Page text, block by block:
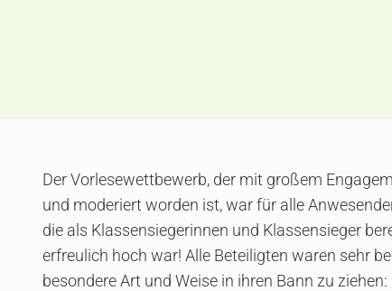
Der Vorlesewettbewerb, der mit großem
und moderiert worden ist, war für alle
die als Klassensiegerinnen und Klassensieger
erfreulich hoch war! Alle Beteiligten waren sehr
besondere Art und Weise in ihren Bann zu ziehen: